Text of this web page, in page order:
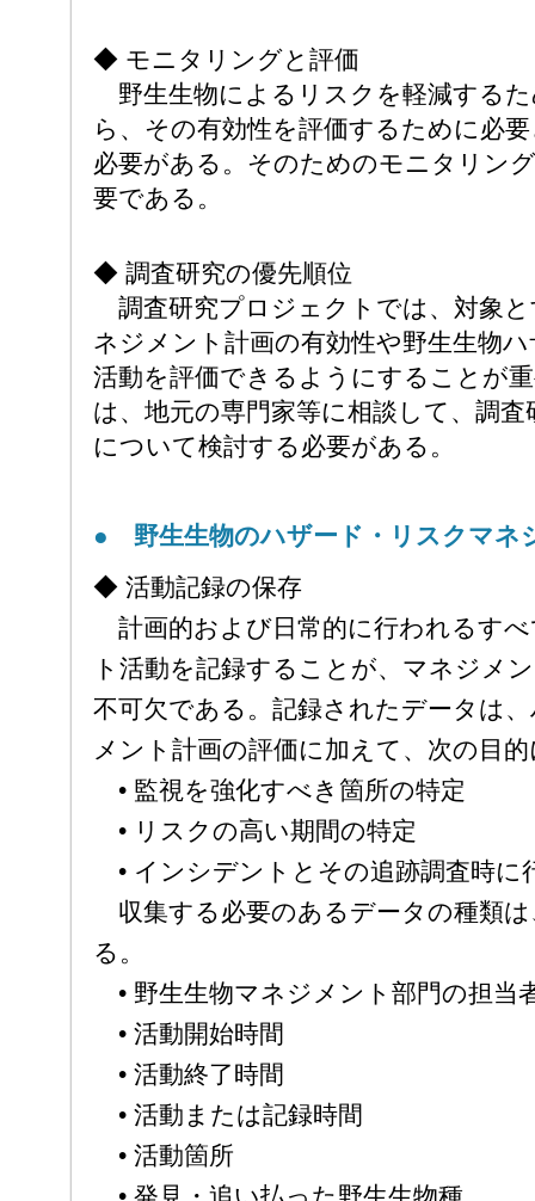
◆ モニタリングと評価
野生生物によるリスクを軽減する
ら、その有効性を評価するために必
必要がある。そのためのモニタリン
要である。
◆ 調査研究の優先順位
調査研究プロジェクトでは、対象
ネジメント計画の有効性や野生生物
活動を評価できるようにすることが
は、地元の専門家等に相談して、調
について検討する必要がある。
● 野生生物のハザード・リスクマネ
◆ 活動記録の保存
計画的および日常的に行われるす
ト活動を記録することが、マネジメ
不可欠である。記録されたデータは
メント計画の評価に加えて、次の目
• 監視を強化すべき箇所の特定
• リスクの高い期間の特定
• インシデントとその追跡調査時に
収集する必要のあるデータの種類
る。
• 野生生物マネジメント部門の担当
• 活動開始時間
• 活動終了時間
• 活動または記録時間
• 活動箇所